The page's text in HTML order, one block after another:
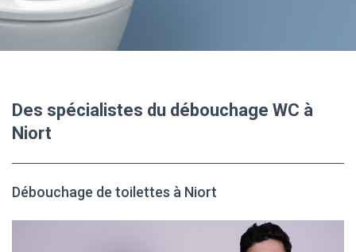
Des spécialistes du débouchage WC à
Niort
Débouchage de toilettes à Niort